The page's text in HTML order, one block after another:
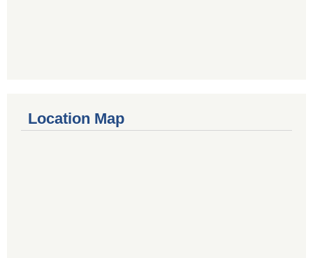
Location Map